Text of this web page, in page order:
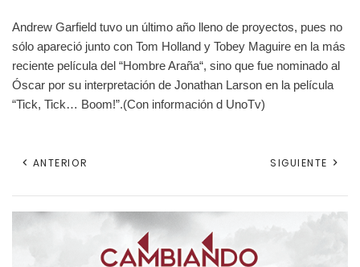
Andrew Garfield tuvo un último año lleno de proyectos, pues no
sólo apareció junto con Tom Holland y Tobey Maguire en la más
reciente película del “Hombre Araña“, sino que fue nominado al
Óscar por su interpretación de Jonathan Larson en la película
“Tick, Tick… Boom!”.(Con información d UnoTv)
ANTERIOR SIGUIENTE